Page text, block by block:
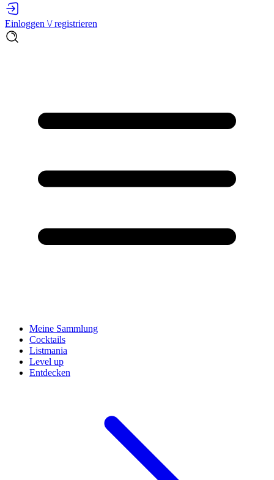
Einloggen \/ registrieren
Meine Sammlung
Cocktails
Listmania
Level up
Entdecken